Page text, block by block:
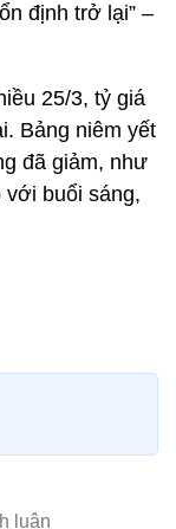
định trở lại” –
25/3, tỷ giá
Bảng niêm yết
đã giảm, như
với buổi sáng,